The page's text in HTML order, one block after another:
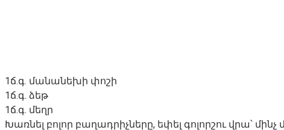
1ճ.գ. մանանեխի փոշի
1ճ.գ. ձեթ
1ճ.գ. մեղր
Խառնել բոլոր բաղադրիչները, եփել գոլորշու վրա՝